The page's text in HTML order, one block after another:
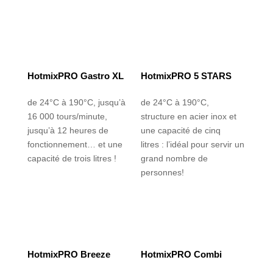
HotmixPRO Gastro XL
de 24°C à 190°C, jusqu’à
16 000 tours/minute,
jusqu’à 12 heures de
fonctionnement… et une
capacité de trois litres !
HotmixPRO 5 STARS
de 24°C à 190°C,
structure en acier inox et
une capacité de cinq
litres : l’idéal pour servir un
grand nombre de
personnes!
HotmixPRO Breeze HotmixPRO Combi